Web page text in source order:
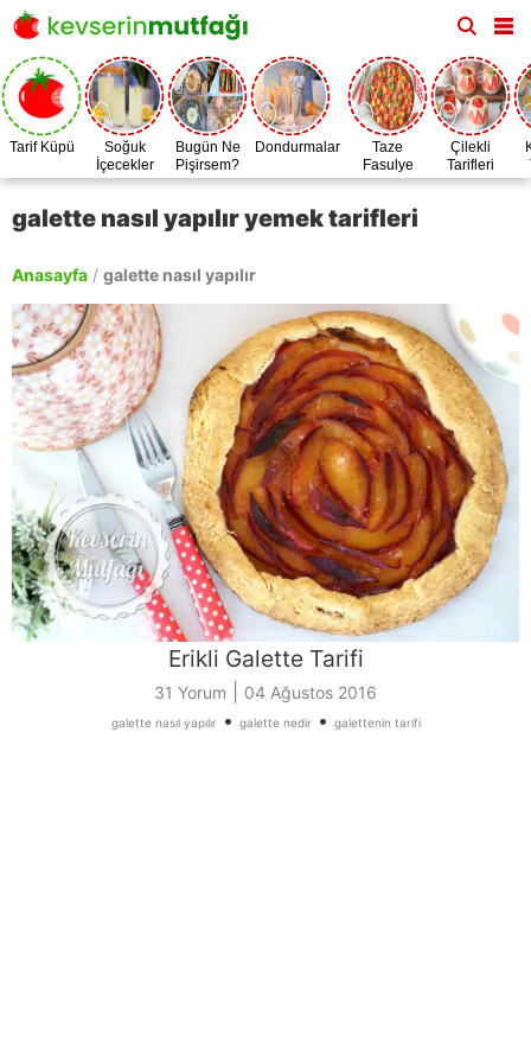
Tarif Küpü
Soğuk
İçecekler
Bugün Ne
Pişirsem?
Dondurmalar
Taze
Fasulye
Zamanı
Çilekli
Tarifleri
galette nasıl yapılır yemek tarifleri
Anasayfa / galette nasıl yapılır
Erikli Galette Tarifi
31 Yorum 04 Ağustos 2016
galette nasıl yapılır• galette nedir• galettenin tarifi